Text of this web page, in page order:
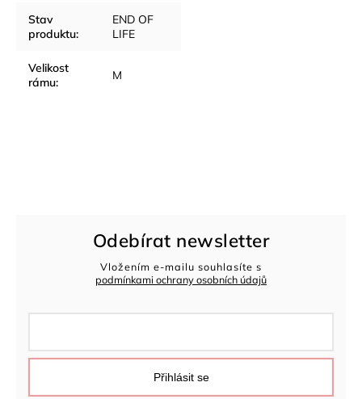
Stav
produktu:
END OF
LIFE
Velikost
rámu: M
Odebírat newsletter
Vložením e-mailu souhlasíte s
podmínkami ochrany osobních údajů
Přihlásit se